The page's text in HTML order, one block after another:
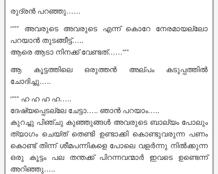
രുദ്രൻ പറഞ്ഞു……
‘””” അവരുടെ അവരുടെ എന്ന് കൊറേ നേരമായല്ലോ
പറയാൻ തുടങ്ങീട്ട്…..
ആരെ ആടാ നിനക്ക് വേണ്ടത്……'””
ആ കൂട്ടത്തിലെ ഒരുത്തൻ അല്പം കടുപ്പത്തിൽ
ചോദിച്ചു…..
‘””” ഹ ഹ ഹ ഹ…..
ദേഷ്യപ്പെടല്ലേ ചേട്ടാ….. ഞാൻ പറയാം…..
കുറച്ചു പിഞ്ചു കുഞ്ഞുങ്ങൾ അവരുടെ ബാല്യം പോലും
ത്യാഗം ചെയ്ത് തെണ്ടി ഉണ്ടാക്കി കൊണ്ടുവരുന്ന പണം
കൊണ്ട് തിന്ന് ശീമപന്നികളെ പോലെ വളർന്നു നിൽക്കുന്ന
ഒരു കൂട്ടം പല തന്തക്ക് പിറന്നവന്മാർ ഇവടെ ഉണ്ടെന്ന്
അറിഞ്ഞു…..